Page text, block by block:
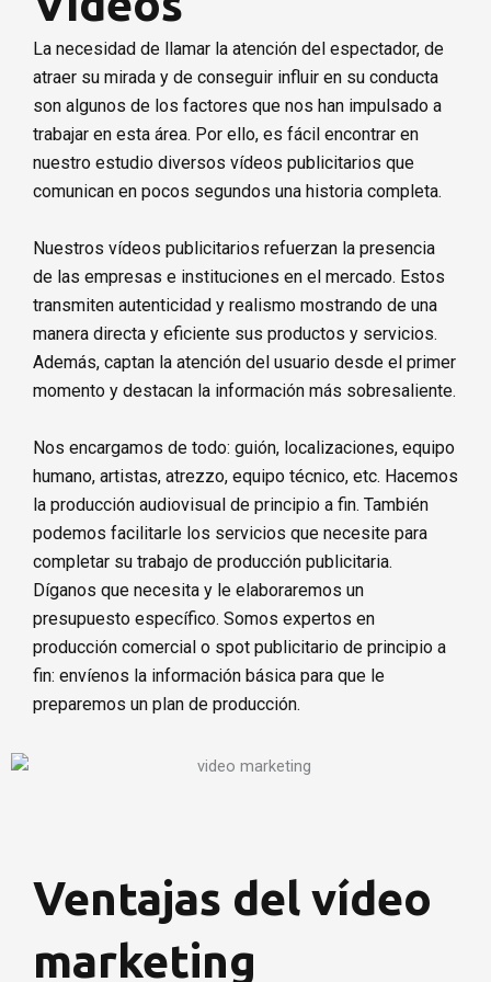
La necesidad de llamar la atención del espectador, de
atraer su mirada y de conseguir influir en su conducta
son algunos de los factores que nos han impulsado a
trabajar en esta área. Por ello, es fácil encontrar en
nuestro estudio diversos vídeos publicitarios que
comunican en pocos segundos una historia completa.
Nuestros vídeos publicitarios refuerzan la presencia
de las empresas e instituciones en el mercado. Estos
transmiten autenticidad y realismo mostrando de una
manera directa y eficiente sus productos y servicios.
Además, captan la atención del usuario desde el primer
momento y destacan la información más sobresaliente.
Nos encargamos de todo: guión, localizaciones, equipo
humano, artistas, atrezzo, equipo técnico, etc. Hacemos
la producción audiovisual de principio a fin. También
podemos facilitarle los servicios que necesite para
completar su trabajo de producción publicitaria.
Díganos que necesita y le elaboraremos un
presupuesto específico. Somos expertos en
producción comercial o spot publicitario de principio a
fin: envíenos la información básica para que le
preparemos un plan de producción.
Ventajas del vídeo
marketing